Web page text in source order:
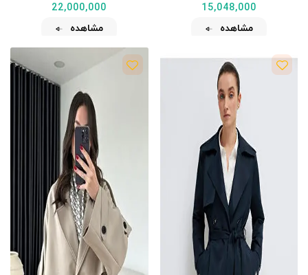
15,048,000
مشاهده
22,000,000
مشاهده